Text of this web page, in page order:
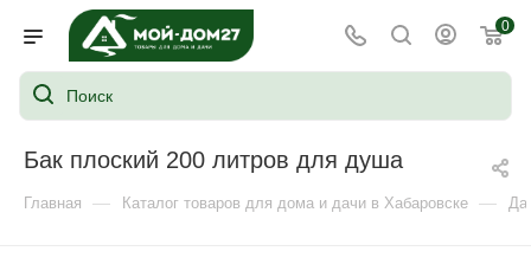
0
Бак плоский 200 литров для душа
Главная — Каталог товаров для дома и дачи в Хабаровске —